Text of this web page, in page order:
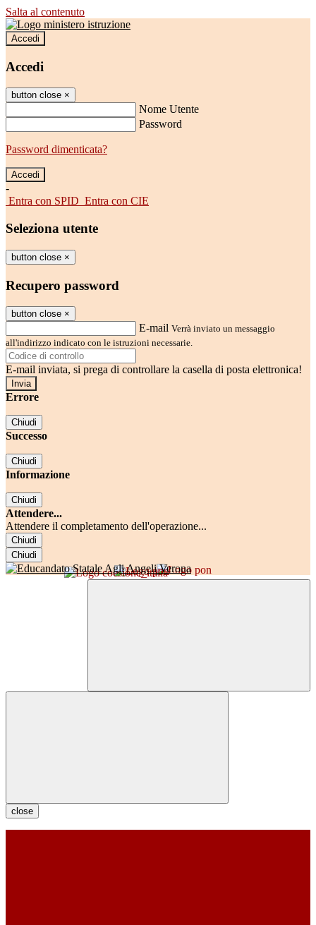
Salta al contenuto
Accedi
Accedi
button close ×
Nome Utente
Password
Password dimenticata?
-
Entra con SPID Entra con CIE
Seleziona utente
button close ×
Recupero password
button close ×
E-mail Verrà inviato un messaggio
all'indirizzo indicato con le istruzioni necessarie.
E-mail inviata, si prega di controllare la casella di posta elettronica!
Errore
Chiudi
Successo
Chiudi
Informazione
Chiudi
Attendere...
Attendere il completamento dell'operazione...
Chiudi
Chiudi
close